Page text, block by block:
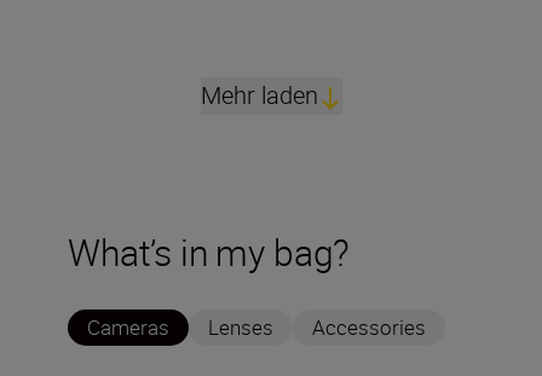
Mehr laden
What’s in my bag?
Cameras Lenses Accessories